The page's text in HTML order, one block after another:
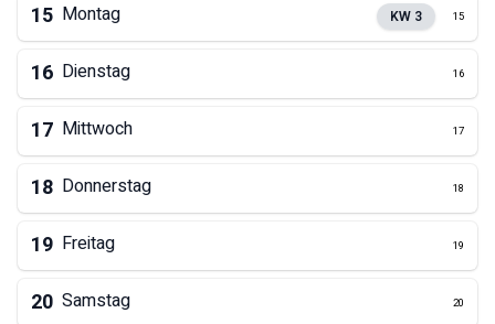
15 Montag KW 3 15
16 Dienstag 16
17 Mittwoch 17
18 Donnerstag 18
19 Freitag 19
20 Samstag 20